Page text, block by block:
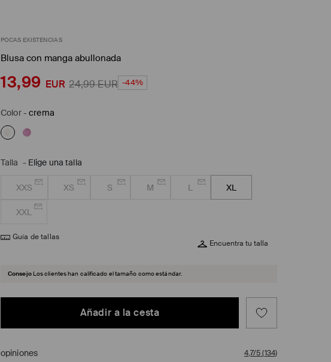
POCAS EXISTENCIAS
Blusa con manga abullonada
13,99 EUR 24,99EUR -44%
Color-crema
Talla - Elige una talla
XXS XS S M L XL
XXL
Guía de tallas
Encuentra tu talla
Consejo Los clientes han calificado el tamaño como estándar.
Añadir a la cesta
opiniones 4,7/5(134)